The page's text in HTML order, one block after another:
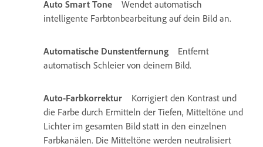
Auto Smart Tone
Wendet automatisch
intelligente Farbtonbearbeitung auf dein Bild an.
Automatische Dunstentfernung
Entfernt
automatisch Schleier von deinem Bild.
Auto-Farbkorrektur
Korrigiert den Kontrast und
die Farbe durch Ermitteln der Tiefen, Mitteltöne und
Lichter im gesamten Bild statt in den einzelnen
Farbkanälen. Die Mitteltöne werden neutralisiert